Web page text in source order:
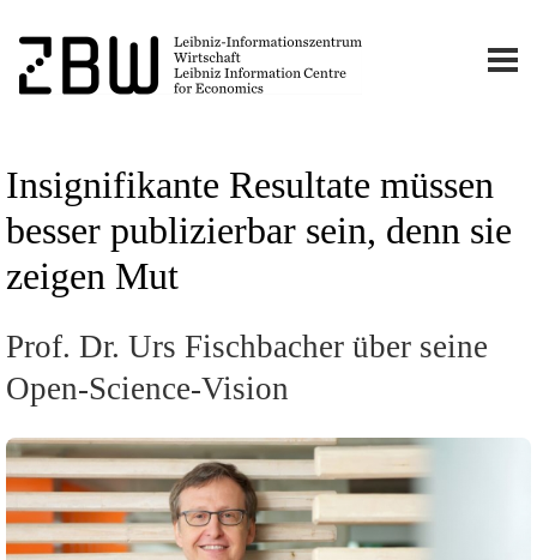
Insignifikante Resultate müssen
besser publizierbar sein, denn sie
zeigen Mut
Prof. Dr. Urs Fischbacher über seine
Open-Science-Vision